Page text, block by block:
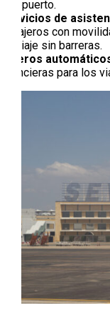
aeropuerto.
Servicios de
pasajeros con
de viaje sin barreras.
Cajeros
financieras para los